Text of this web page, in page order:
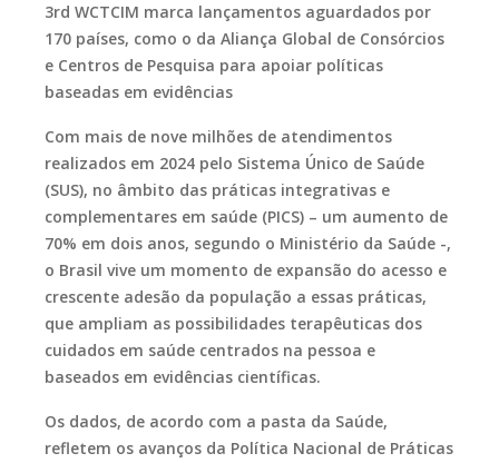
3rd WCTCIM marca lançamentos aguardados por
170 países, como o da Aliança Global de Consórcios
e Centros de Pesquisa para apoiar políticas
baseadas em evidências
Com mais de nove milhões de atendimentos
realizados em 2024 pelo Sistema Único de Saúde
(SUS), no âmbito das práticas integrativas e
complementares em saúde (PICS) – um aumento de
70% em dois anos, segundo o Ministério da Saúde -,
o Brasil vive um momento de expansão do acesso e
crescente adesão da população a essas práticas,
que ampliam as possibilidades terapêuticas dos
cuidados em saúde centrados na pessoa e
baseados em evidências científicas.
Os dados, de acordo com a pasta da Saúde,
refletem os avanços da Política Nacional de Práticas